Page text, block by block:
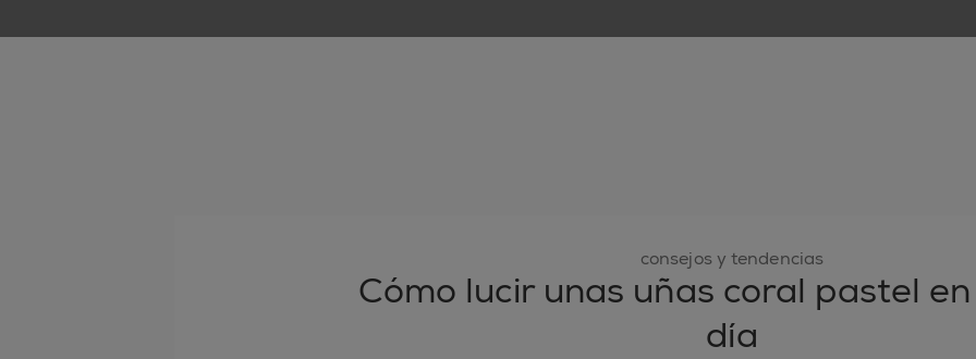
consejos y tendencias
Cómo lucir unas uñas coral pastel
día